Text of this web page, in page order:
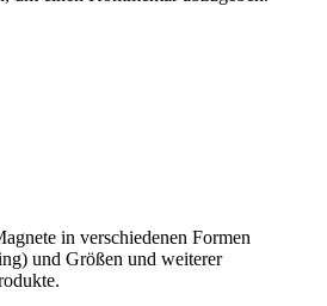
in verschiedenen Formen
und Größen und weiterer